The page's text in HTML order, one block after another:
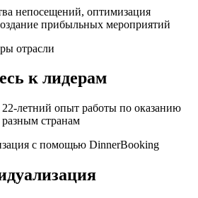
непосещений, оптимизация
прибыльных мероприятий
к лидерам
22-летний опыт работы по оказанию
странам